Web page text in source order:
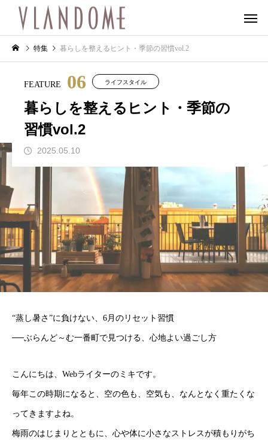
特集 暮らしを整えるヒント・季節の習慣vol.2
FEATURE 06 ライフスタイル
暮らしを整えるヒント・季節の
習慣vol.2
2025.05.10
“蒸し暑さ”に負けない、6月のリセット習慣
──ぶらんど～む一番町で見つける、心地よい過ごし方
こんにちは、Webライターのミキです。
毎年この時期になると、空の色も、空気も、なんとなく重たくな
ってきますよね。
梅雨のはじまりとともに、心や体に小さなストレスが積もりがち